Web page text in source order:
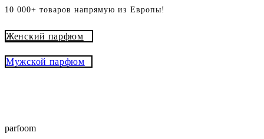
10 000+ товаров напрямую из Европы!
Женский парфюм
Мужской парфюм
parfoom